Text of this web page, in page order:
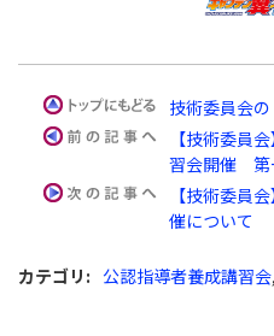
技術委員会
【技術委員
習会開催 第
【技術委員
催について
カテゴリ : 公認指導者養成講習会,